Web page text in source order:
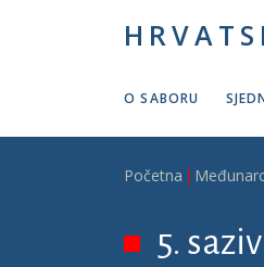
O SABORU
Početna
5.